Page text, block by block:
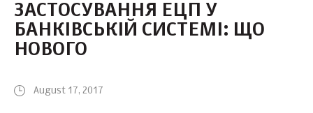
ЗАСТОСУВАННЯ ЕЦП У
БАНКІВСЬКІЙ СИСТЕМІ: ЩО
НОВОГО
August 17, 2017